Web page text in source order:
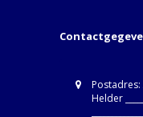
Postadres:
Helder